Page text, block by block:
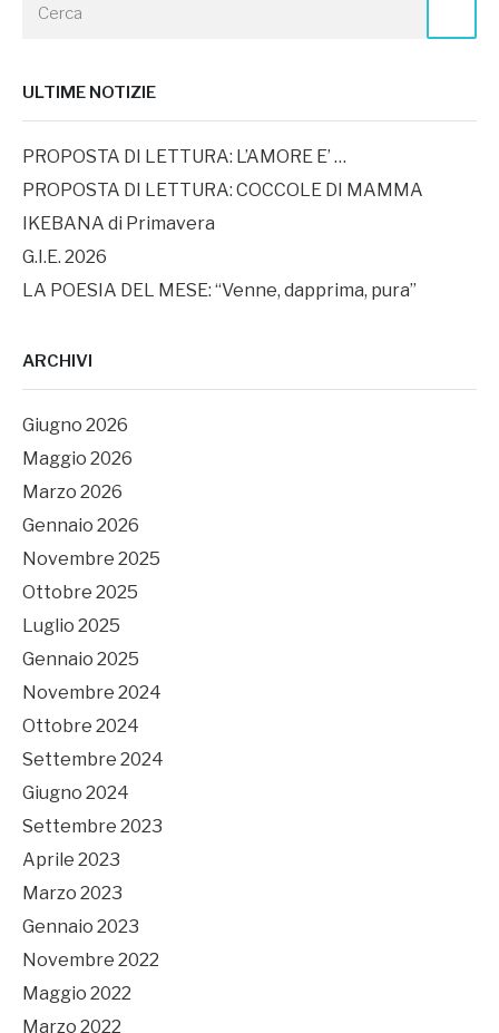
ULTIME NOTIZIE
PROPOSTA DI LETTURA: L’AMORE E’ …
PROPOSTA DI LETTURA: COCCOLE DI MAMMA
IKEBANA di Primavera
G.I.E. 2026
LA POESIA DEL MESE: “Venne, dapprima, pura”
ARCHIVI
Giugno 2026
Maggio 2026
Marzo 2026
Gennaio 2026
Novembre 2025
Ottobre 2025
Luglio 2025
Gennaio 2025
Novembre 2024
Ottobre 2024
Settembre 2024
Giugno 2024
Settembre 2023
Aprile 2023
Marzo 2023
Gennaio 2023
Novembre 2022
Maggio 2022
Marzo 2022